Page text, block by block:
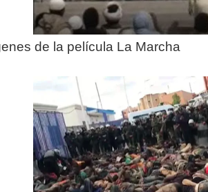
de la película La Marcha